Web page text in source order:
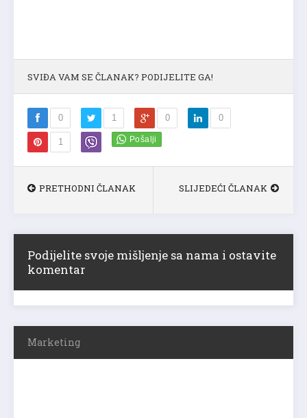
SVIĐA VAM SE ČLANAK? PODIJELITE GA!
0 1 0 0
1
PRETHODNI ČLANAK SLIJEDEĆI ČLANAK
Podijelite svoje mišljenje sa nama i ostavite
komentar
Marketing